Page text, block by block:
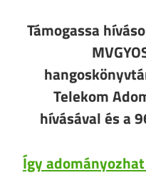
Támogassa
Telekom
hívásával és a
Így